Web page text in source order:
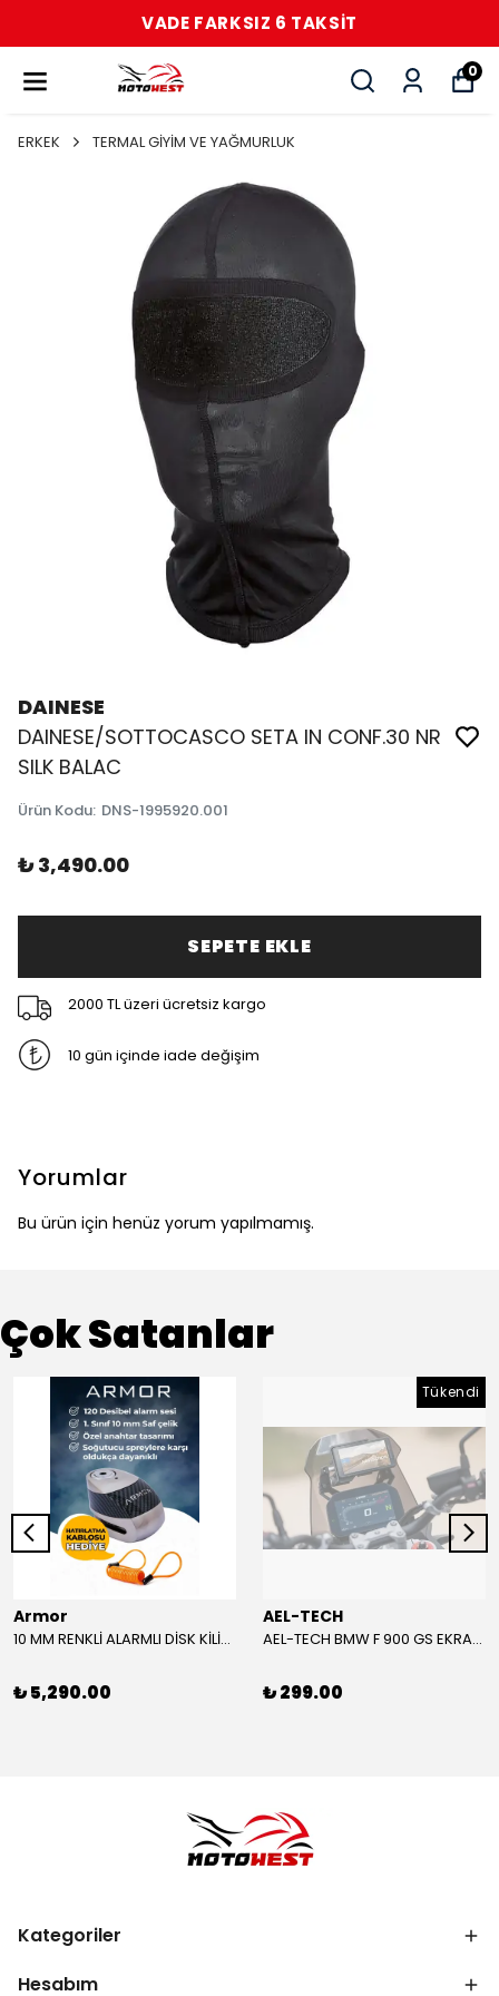
VADE FARKSIZ 6 TAKSİT
0
ERKEK TERMAL GİYİM VE YAĞMURLUK
DAINESE
DAINESE/SOTTOCASCO SETA IN CONF.30 NR
SILK BALAC
Ürün Kodu: DNS-1995920.001
₺ 3,490.00
SEPETE EKLE
2000 TL üzeri ücretsiz kargo
10 gün içinde iade değişim
Yorumlar
Bu ürün için henüz yorum yapılmamış.
Çok Satanlar
Armor
10 MM RENKLİ ALARMLI DİSK KİLİDİ YENİ VERSİYON
₺ 5,290.00
Tükendi
AEL-TECH
AEL-TECH BMW F 900 GS EKRAN/GÖSTERGE KORUYUCU 2024-2025
₺ 299.00
Kategoriler
Hesabım